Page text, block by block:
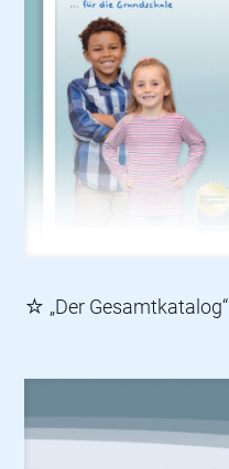
☆ „Der Gesamtkatalog“